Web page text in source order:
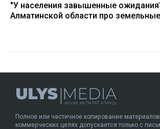
"У населения завышенные
Алматинской области про
Полное или частичное копирование
коммерческих целях допускается только с